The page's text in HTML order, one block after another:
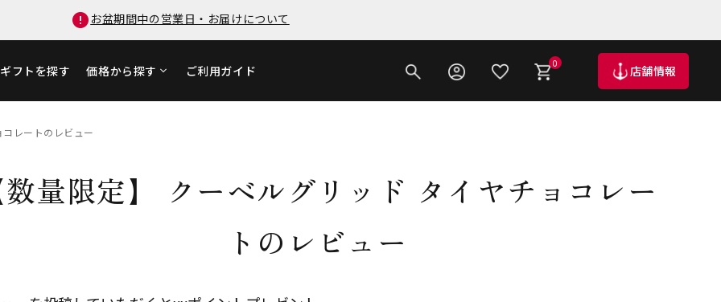
お盆期間中の営業日・お届けについて
ギフトを探す 価格から探す ご利用ガイド 0 店舗情報
コレートのレビュー
数量限定】 クーベルグリッド タイヤチョコレー
トのレビュー